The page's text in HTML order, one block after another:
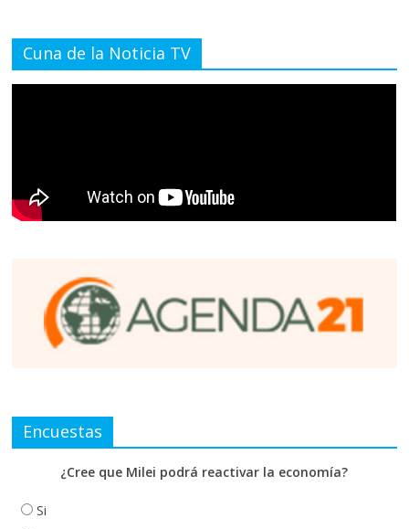
Cuna de la Noticia TV
Encuestas
¿Cree que Milei podrá reactivar la economía?
Si